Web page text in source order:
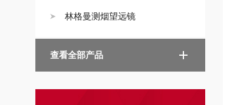
林格曼测烟望远镜
查看全部产品